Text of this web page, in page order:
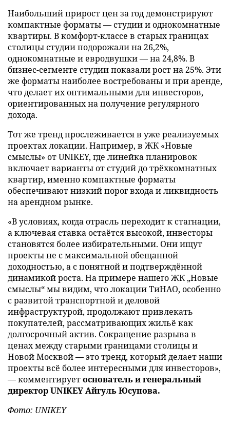
Наибольший прирост цен за год демонстрируют
компактные форматы — студии и однокомнатные
квартиры. В комфорт-классе в старых границах
столицы студии подорожали на 26,2%,
однокомнатные и евродвушки — на 24,8%. В
бизнес-сегменте студии показали рост на 25%. Эти
же форматы наиболее востребованы и при аренде,
что делает их оптимальными для инвесторов,
ориентированных на получение регулярного
дохода.
Тот же тренд прослеживается в уже реализуемых
проектах локации. Например, в ЖК «Новые
смыслы» от UNIKEY, где линейка планировок
включает варианты от студий до трёхкомнатных
квартир, именно компактные форматы
обеспечивают низкий порог входа и ликвидность
на арендном рынке.
«В условиях, когда отрасль переходит к стагнации,
а ключевая ставка остаётся высокой, инвесторы
становятся более избирательными. Они ищут
проекты не с максимальной обещанной
доходностью, а с понятной и подтверждённой
динамикой роста. На примере нашего ЖК „Новые
смыслы“ мы видим, что локации ТиНАО, особенно
с развитой транспортной и деловой
инфраструктурой, продолжают привлекать
покупателей, рассматривающих жильё как
долгосрочный актив. Сокращение разрыва в
ценах между старыми границами столицы и
Новой Москвой — это тренд, который делает наши
проекты всё более интересными для инвесторов»,
— комментируетоснователь и генеральный
директор UNIKEY Айгуль Юсупова.
Фото: UNIKEY